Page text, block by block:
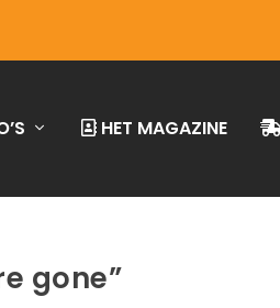
HET MAGAZINE
gone”